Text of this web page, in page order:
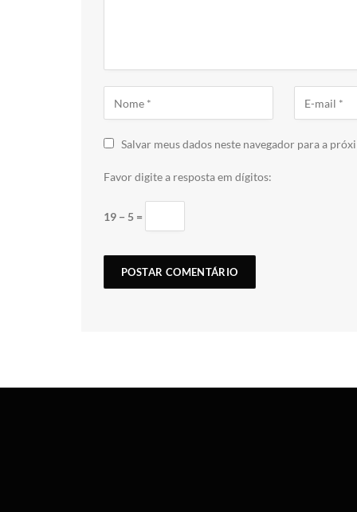
Salvar meus dados neste navegador para a
Favor digite a resposta em dígitos:
19 − 5 =